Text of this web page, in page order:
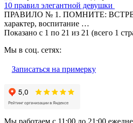
10 правил элегантной девушки
ПРАВИЛО № 1. ПОМНИТЕ:
характер, воспитание …
Показано с 1 по 21 из 21 (всего 1
Мы в соц. сетях:
Записаться на примерку
Мы работаем с 11:00 до 21:00